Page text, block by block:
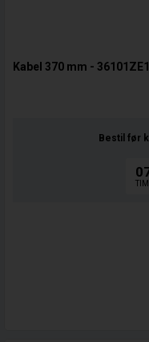
Kabel 370 mm -
Bestil før
TIM.